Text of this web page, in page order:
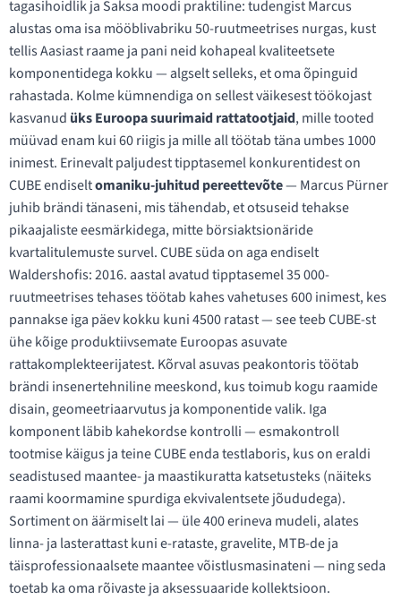
tagasihoidlik ja Saksa moodi praktiline: tudengist Marcus
alustas oma isa mööblivabriku 50-ruutmeetrises nurgas, kust
tellis Aasiast raame ja pani neid kohapeal kvaliteetsete
komponentidega kokku — algselt selleks, et oma õpinguid
rahastada. Kolme kümnendiga on sellest väikesest töökojast
kasvanud üks Euroopa suurimaid rattatootjaid, mille tooted
müüvad enam kui 60 riigis ja mille all töötab täna umbes 1000
inimest. Erinevalt paljudest tipptasemel konkurentidest on
CUBE endiseltomaniku-juhitud pereettevõte— Marcus Pürner
juhib brändi tänaseni, mis tähendab, et otsuseid tehakse
pikaajaliste eesmärkidega, mitte börsiaktsionäride
kvartalitulemuste survel. CUBE süda on aga endiselt
Waldershofis: 2016. aastal avatud tipptasemel 35 000-
ruutmeetrises tehases töötab kahes vahetuses 600 inimest, kes
pannakse iga päev kokku kuni 4500 ratast — see teeb CUBE-st
ühe kõige produktiivsemate Euroopas asuvate
rattakomplekteerijatest. Kõrval asuvas peakontoris töötab
brändi insenertehniline meeskond, kus toimub kogu raamide
disain, geomeetriaarvutus ja komponentide valik. Iga
komponent läbib kahekordse kontrolli — esmakontroll
tootmise käigus ja teine CUBE enda testlaboris, kus on eraldi
seadistused maantee- ja maastikuratta katsetusteks (näiteks
raami koormamine spurdiga ekvivalentsete jõududega).
Sortiment on äärmiselt lai — üle 400 erineva mudeli, alates
linna- ja lasterattast kuni e-rataste, gravelite, MTB-de ja
täisprofessionaalsete maantee võistlusmasinateni — ning seda
toetab ka oma rõivaste ja aksessuaaride kollektsioon.